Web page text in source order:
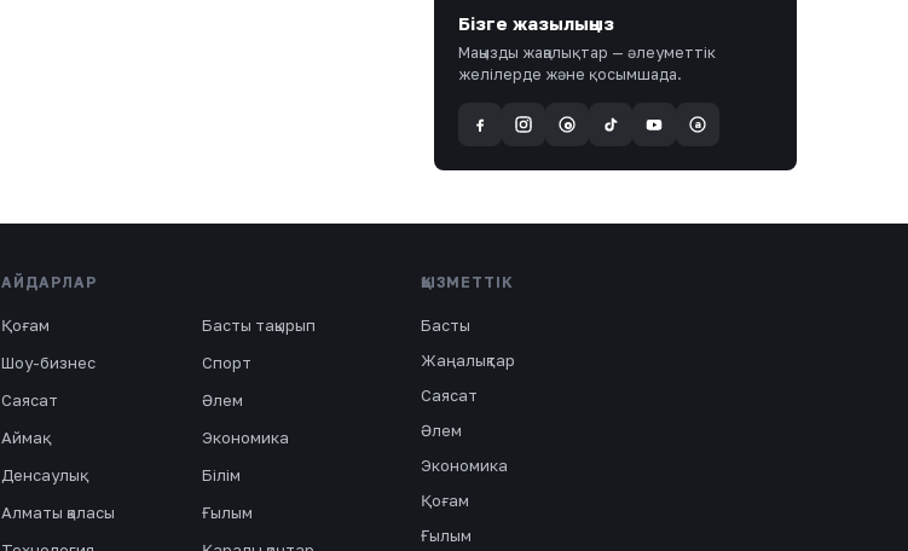
Бізге жазылыңыз
Маңызды жаңалықтар — әлеуметтік
желілерде және қосымшада.
@ a
АЙДАРЛАР
Қоғам
Басты тақырып
Шоу-бизнес
Спорт
Саясат
Әлем
Аймақ
Экономика
Денсаулық
Білім
Алматы қаласы
Ғылым
ҚЫЗМЕТТІК
Басты
Жаңалықтар
Саясат
Әлем
Экономика
Қоғам
Ғылым